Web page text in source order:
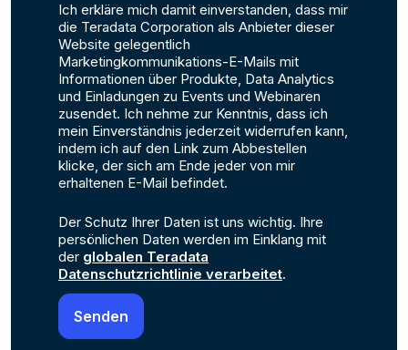
Ich erkläre mich damit einverstanden, dass mir
die Teradata Corporation als Anbieter dieser
Website gelegentlich
Marketingkommunikations-E-Mails mit
Informationen über Produkte, Data Analytics
und Einladungen zu Events und Webinaren
zusendet. Ich nehme zur Kenntnis, dass ich
mein Einverständnis jederzeit widerrufen kann,
indem ich auf den Link zum Abbestellen
klicke, der sich am Ende jeder von mir
erhaltenen E-Mail befindet.
Der Schutz Ihrer Daten ist uns wichtig. Ihre
persönlichen Daten werden im Einklang mit
der globalen Teradata
Datenschutzrichtlinie verarbeitet.